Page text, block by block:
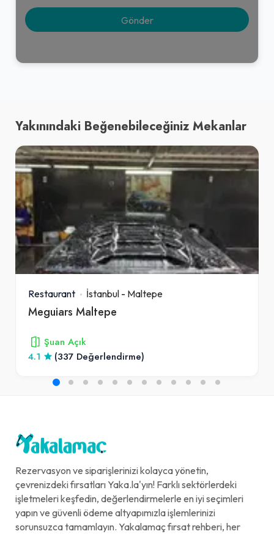
Yakınındaki Beğenebileceğiniz Mekanlar
Restaurant İstanbul - Maltepe
Meguiars Maltepe
Şuan Açık
4.1
(337 Değerlendirme)
Rezervasyon ve siparişlerinizi kolayca yönetin,
çevrenizdeki fırsatları Yaka.la'yın! Farklı sektörlerdeki
işletmeleri keşfedin, değerlendirmelerle en iyi seçimleri
yapın ve güvenli ödeme altyapımızla işlemlerinizi
sorunsuzca tamamlayın. Yakalamaç fırsat rehberi, her